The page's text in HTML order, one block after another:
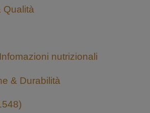
Qualità
nutrizionali
& Durabilità